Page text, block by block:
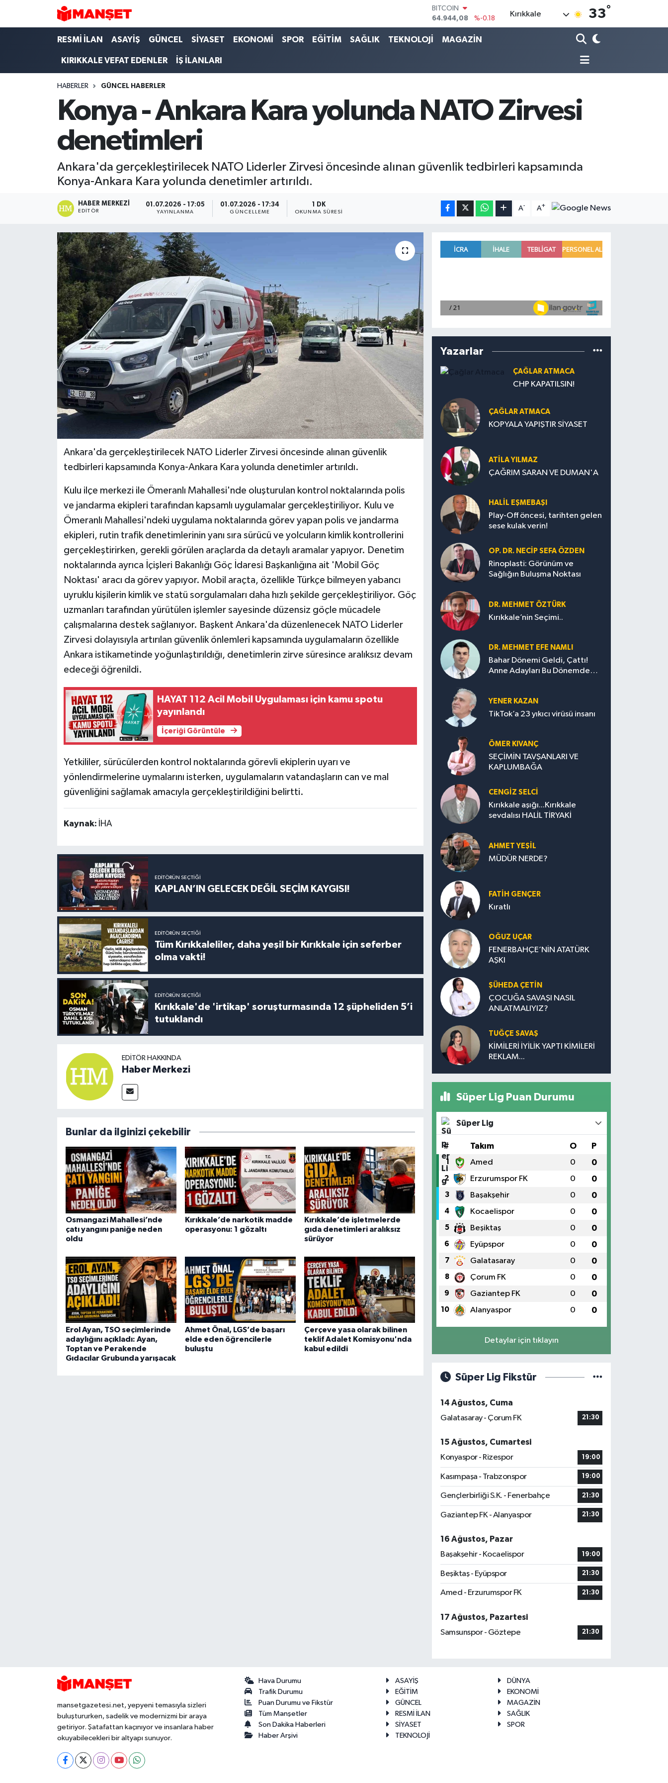
64.944,08
DOLAR
EURO
BİST100
13.779
%-14
Kırıkkale 33°
RESMİ İLAN ASAYİŞ GÜNCEL SİYASET EKONOMİ SPOR EĞİTİM SAĞLIK TEKNOLOJİ MAGAZİN
KIRIKKALE VEFAT EDENLER İŞ İLANLARI
HABERLER GÜNCEL HABERLER
Konya - Ankara Kara yolunda NATO Zirvesi
denetimleri
Ankara'da gerçekleştirilecek NATO Liderler Zirvesi öncesinde alınan güvenlik tedbirleri kapsamında
Konya-Ankara Kara yolunda denetimler artırıldı.
HABER MERKEZI
EDITÖR
01.07.2026 - 17:05
YAYINLANMA
01.07.2026 - 17:34
GÜNCELLEME
1 DK
OKUNMA SÜRESI
A- A+
Ankara'da gerçekleştirilecek NATO Liderler Zirvesi öncesinde alınan güvenlik
tedbirleri kapsamında Konya-Ankara Kara yolunda denetimler artırıldı.
Kulu ilçe merkezi ile Ömeranlı Mahallesi'nde oluşturulan kontrol noktalarında polis
ve jandarma ekipleri tarafından kapsamlı uygulamalar gerçekleştiriliyor. Kulu ve
Ömeranlı Mahallesi'ndeki uygulama noktalarında görev yapan polis ve jandarma
ekipleri, rutin trafik denetimlerinin yanı sıra sürücü ve yolcuların kimlik kontrollerini
gerçekleştirirken, gerekli görülen araçlarda da detaylı aramalar yapıyor. Denetim
noktalarında ayrıca İçişleri Bakanlığı Göç İdaresi Başkanlığına ait 'Mobil Göç
Noktası' aracı da görev yapıyor. Mobil araçta, özellikle Türkçe bilmeyen yabancı
uyruklu kişilerin kimlik ve statü sorgulamaları daha hızlı şekilde gerçekleştiriliyor. Göç
uzmanları tarafından yürütülen işlemler sayesinde düzensiz göçle mücadele
çalışmalarına destek sağlanıyor. Başkent Ankara'da düzenlenecek NATO Liderler
Zirvesi dolayısıyla artırılan güvenlik önlemleri kapsamında uygulamaların özellikle
Ankara istikametinde yoğunlaştırıldığı, denetimlerin zirve süresince aralıksız devam
edeceği öğrenildi.
HAYAT 112 Acil Mobil Uygulaması için kamu spotu
yayınlandı
İçeriği Görüntüle
Yetkililer, sürücülerden kontrol noktalarında görevli ekiplerin uyarı ve
yönlendirmelerine uymalarını isterken, uygulamaların vatandaşların can ve mal
güvenliğini sağlamak amacıyla gerçekleştirildiğini belirtti.
Kaynak: İHA
EDITÖRÜN SEÇTIĞI
KAPLAN’IN GELECEK DEĞİL SEÇİM KAYGISI!
EDITÖRÜN SEÇTIĞI
Tüm Kırıkkaleliler, daha yeşil bir Kırıkkale için seferber
olma vakti!
EDITÖRÜN SEÇTIĞI
Kırıkkale'de 'irtikap' soruşturmasında 12 şüpheliden 5’i
tutuklandı
EDITÖR HAKKINDA
Haber Merkezi
Bunlar da ilginizi çekebilir
Osmangazi Mahallesi’nde
çatı yangını paniğe neden
oldu
Kırıkkale’de narkotik madde
operasyonu: 1 gözaltı
Kırıkkale’de işletmelerde
gıda denetimleri aralıksız
sürüyor
Erol Ayan, TSO seçimlerinde
adaylığını açıkladı: Ayan,
Toptan ve Perakende
Gıdacılar Grubunda yarışacak
Ahmet Önal, LGS’de başarı
elde eden öğrencilerle
buluştu
Çerçeve yasa olarak bilinen
teklif Adalet Komisyonu'nda
kabul edildi
Yazarlar
ÇAĞLAR ATMACA
CHP KAPATILSIN!
ÇAĞLAR ATMACA
KOPYALA YAPIŞTIR SİYASET
ATILA YILMAZ
ÇAĞRIM SARAN VE DUMAN'A
HALIL EŞMEBAŞI
Play-Off öncesi, tarihten gelen
sese kulak verin!
OP. DR. NECIP SEFA ÖZDEN
Rinoplasti: Görünüm ve
Sağlığın Buluşma Noktası
DR. MEHMET ÖZTÜRK
Kırıkkale’nin Seçimi..
DR. MEHMET EFE NAMLI
Bahar Dönemi Geldi, Çattı!
Anne Adayları Bu Dönemde
YENER KAZAN
TikTok’a 23 yıkıcı virüsü insanı
ÖMER KIVANÇ
SEÇİMİN TAVŞANLARI VE
KAPLUMBAĞA
CENGİZ SELCİ
Kırıkkale aşığı...Kırıkkale
sevdalısı HALİL TİRYAKİ
AHMET YEŞİL
MÜDÜR NERDE?
FATIH GENÇER
Kıratlı
OĞUZ UÇAR
FENERBAHÇE’NİN ATATÜRK
AŞKI
ŞÜHEDA ÇETİN
ÇOCUĞA SAVAŞI NASIL
ANLATMALIYIZ?
TUĞÇE SAVAŞ
KİMİLERİ İYİLİK YAPTI KİMİLERİ
REKLAM...
Süper Lig Puan Durumu
Süper Lig
# Takım O P
1 Amed 0 0
2 Erzurumspor FK 0 0
3 Başakşehir 0 0
4 Kocaelispor 0 0
5 Beşiktaş 0 0
6 Eyüpspor 0 0
7 Galatasaray 0 0
8 Çorum FK 0 0
9 Gaziantep FK 0 0
10 Alanyaspor 0 0
Detaylar için tıklayın
Süper Lig Fikstür
14 Ağustos, Cuma
Galatasaray - Çorum FK
21:30
15 Ağustos, Cumartesi
Konyaspor - Rizespor
19:00
Kasımpaşa - Trabzonspor 19:00
Gençlerbirliği S.K. - Fenerbahçe 21:30
Gaziantep FK - Alanyaspor 21:30
16 Ağustos, Pazar
Başakşehir - Kocaelispor
19:00
Beşiktaş - Eyüpspor 21:30
Amed - Erzurumspor FK 21:30
17 Ağustos, Pazartesi
Samsunspor - Göztepe
21:30
mansetgazetesi.net, yepyeni temasıyla sizleri
buluştururken, sadelik ve modernizmi bir araya
getiriyor. Şatafattan kaçınıyor ve insanlara haber
okuyabilecekleri bir altyapı sunuyor.
Hava Durumu
Trafik Durumu
Puan Durumu ve Fikstür
Tüm Manşetler
Son Dakika Haberleri
Haber Arşivi
ASAYİŞ
DÜNYA
EĞİTİM
EKONOMİ
GÜNCEL
MAGAZİN
RESMİ İLAN
SAĞLIK
SİYASET
SPOR
TEKNOLOJİ
Hava Durumu
Trafik Durumu
Süper Lig Puan Durumu ve Fikstür
Tüm Manşetler
Son Dakika Haberleri
Haber Arşivi